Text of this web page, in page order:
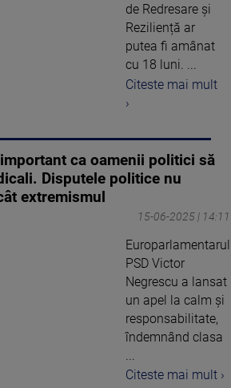
de Redresare și
Reziliență ar
putea fi amânat
cu 18 luni. ...
Citeste mai mult
›
ca oamenii politici să
Disputele politice nu
extremismul
15-06-2025 | 14:11
Europarlamentarul
PSD Victor
Negrescu a lansat
un apel la calm și
responsabilitate,
îndemnând clasa
Citeste mai mult ›